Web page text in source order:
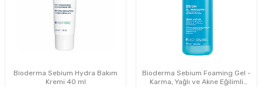
Bioderma Sebium Hydra Bakım
Kremi 40 ml
Bioderma Sebium Foaming Gel -
Karma, Yağlı ve Akne Eğilimli